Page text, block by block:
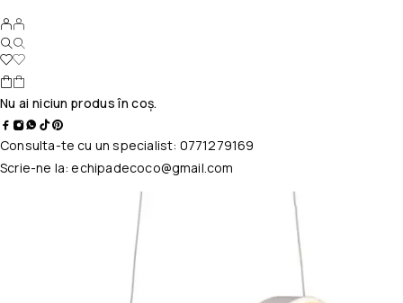
Nu ai niciun produs în coș.
Consulta-te cu un specialist: 0771279169
Scrie-ne la:echipadecoco@gmail.com